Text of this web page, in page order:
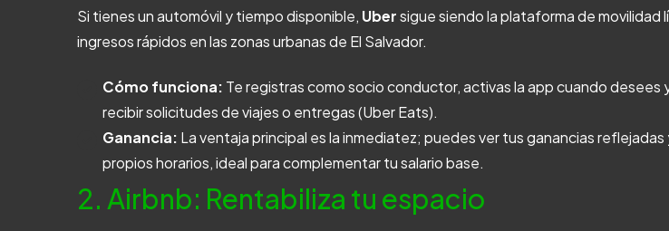
Si tienes un automóvil y tiempo disponible, Ubersigue siendo la plataforma de movilidad
ingresos rápidos en las zonas urbanas de El Salvador.
Cómo funciona: Te registras como socio conductor, activas la app cuando desees
recibir solicitudes de viajes o entregas (Uber Eats).
Ganancia: La ventaja principal es la inmediatez; puedes ver tus ganancias
propios horarios, ideal para complementar tu salario base.
2. Airbnb: Rentabiliza tu espacio